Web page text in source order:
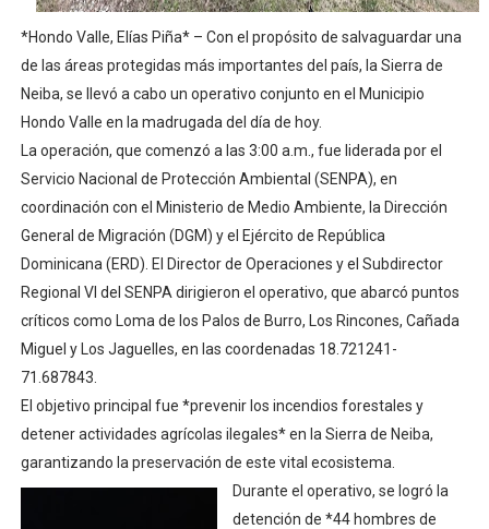
PRM escogerá este domingo su nueva cúpula
Candidato a presidente del Colegio de Notarios hace
Digecac realizará Primer Festival de Plantas 2026
Josefa Castillo: Liderazgo y Transformación Social al
*Hondo Valle, Elías Piña* – Con el propósito de salvaguardar una
de las áreas protegidas más importantes del país, la Sierra de
Neiba, se llevó a cabo un operativo conjunto en el Municipio
Hondo Valle en la madrugada del día de hoy.
La operación, que comenzó a las 3:00 a.m., fue liderada por el
Servicio Nacional de Protección Ambiental (SENPA), en
coordinación con el Ministerio de Medio Ambiente, la Dirección
General de Migración (DGM) y el Ejército de República
Dominicana (ERD). El Director de Operaciones y el Subdirector
Regional VI del SENPA dirigieron el operativo, que abarcó puntos
críticos como Loma de los Palos de Burro, Los Rincones, Cañada
Miguel y Los Jaguelles, en las coordenadas 18.721241-
71.687843.
El objetivo principal fue *prevenir los incendios forestales y
detener actividades agrícolas ilegales* en la Sierra de Neiba,
garantizando la preservación de este vital ecosistema.
Durante el operativo, se logró la
detención de *44 hombres de